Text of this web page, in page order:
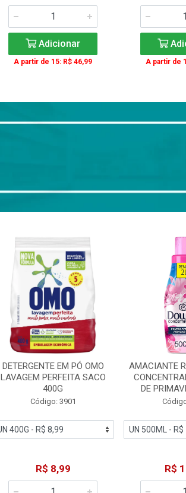
Adicionar
A partir de 15: R$ 46,99 A partir de
DETERGENTE EM PÓ OMO
LAVAGEM PERFEITA SACO
400G
Código: 3901
R$ 8,99
AMACIANTE
DE
R$